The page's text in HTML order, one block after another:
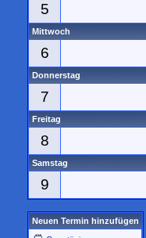
5
Mittwoch
6
Donnerstag
7
Freitag
8
Samstag
9
Neuen Termin hinzufügen